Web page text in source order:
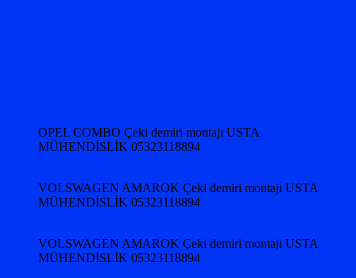
OPEL COMBO Çeki demiri montajı USTA
MÜHENDİSLİK 05323118894
VOLSWAGEN AMAROK Çeki demiri montajı USTA
MÜHENDİSLİK 05323118894
VOLSWAGEN AMAROK Çeki demiri montajı USTA
MÜHENDİSLİK 05323118894